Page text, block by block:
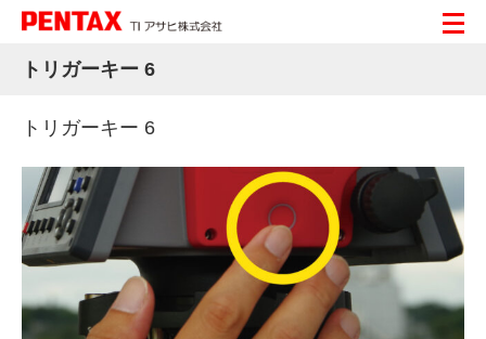
トリガーキー 6
トリガーキー 6